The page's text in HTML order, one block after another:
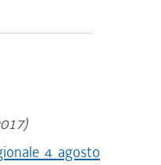
4 agosto